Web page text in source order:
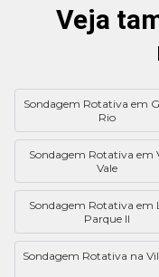
Veja
Sondagem Rotativa em
Rio
Sondagem Rotativa em
Vale
Sondagem Rotativa em
Parque II
Sondagem Rotativa na